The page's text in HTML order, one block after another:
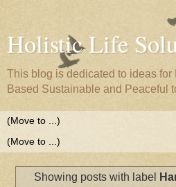
Holistic Life
This blog is dedicated to ideas for
Based Sustainable and Peaceful
Showing posts with label